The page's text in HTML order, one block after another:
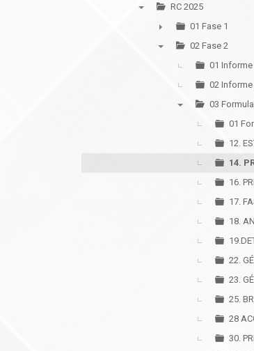
► RC 2025
►
01 Fase 1
02 Fase 2
01 Informe
02
03
01
12.
14.
16.
17.
18.
22.
23.
25.
28
30.